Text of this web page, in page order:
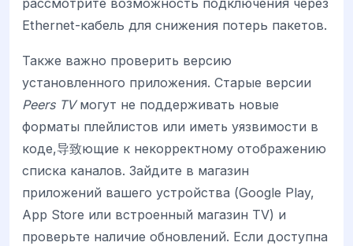
рассмотрите возможность подключения через
Ethernet-кабель для снижения потерь пакетов.
Также важно проверить версию
установленного приложения. Старые версии
Peers TVмогут не поддерживать новые
форматы плейлистов или иметь уязвимости в
коде,导致ющие к некорректному отображению
списка каналов. Зайдите в магазин
приложений вашего устройства (Google Play,
App Store или встроенный магазин TV) и
проверьте наличие обновлений. Если доступна